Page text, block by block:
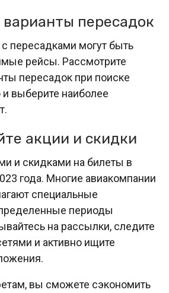
пересадок
пересадками могут быть
рейсы. Рассмотрите
пересадок при поиске
выберите наиболее
акции и скидки
и скидками на билеты в
года. Многие авиакомпании
специальные
периоды
на рассылки, следите
и активно ищите
вы сможете сэкономить